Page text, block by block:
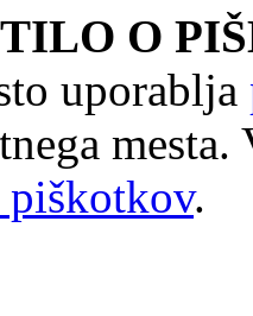
O
uporablja
.